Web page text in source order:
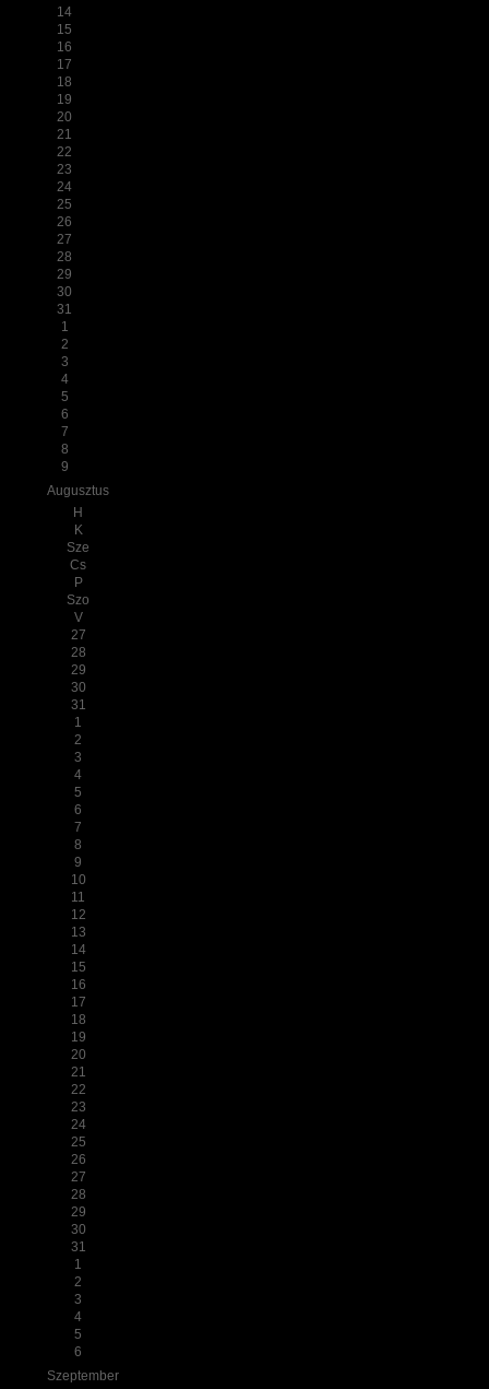
14
15
16
17
18
19
20
21
22
23
24
25
26
27
28
29
30
31
1
2
3
4
5
6
7
8
9
Augusztus
H
K
Sze
Cs
P
Szo
V
27
28
29
30
31
1
2
3
4
5
6
7
8
9
10
11
12
13
14
15
16
17
18
19
20
21
22
23
24
25
26
27
28
29
30
31
1
2
3
4
5
6
Szeptember